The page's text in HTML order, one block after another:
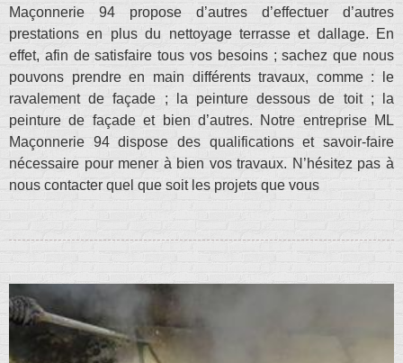
Maçonnerie 94 propose d’autres d’effectuer d’autres
prestations en plus du nettoyage terrasse et dallage. En
effet, afin de satisfaire tous vos besoins ; sachez que nous
pouvons prendre en main différents travaux, comme : le
ravalement de façade ; la peinture dessous de toit ; la
peinture de façade et bien d’autres. Notre entreprise ML
Maçonnerie 94 dispose des qualifications et savoir-faire
nécessaire pour mener à bien vos travaux. N’hésitez pas à
nous contacter quel que soit les projets que vous